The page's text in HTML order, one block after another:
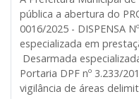
pública a abertura do
0016/2025 - DISPENSA
especializada em
Desarmada
Portaria DPF nº 3.233/
vigilância de áreas